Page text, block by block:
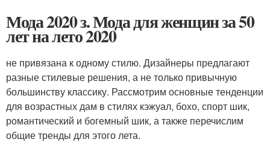
Мода 2020 з. Мода для женщин за 50
лет на лето 2020
не привязана к одному стилю. Дизайнеры предлагают
разные стилевые решения, а не только привычную
большинству классику. Рассмотрим основные тенденции
для возрастных дам в стилях кэжуал, бохо, спорт шик,
романтический и богемный шик, а также перечислим
общие тренды для этого лета.